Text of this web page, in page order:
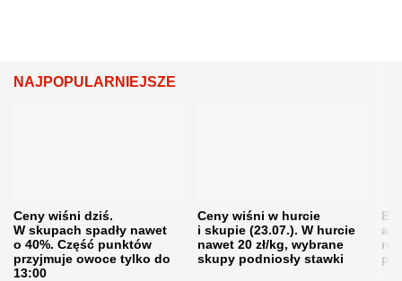
NAJPOPULARNIEJSZE
Ceny wiśni dziś.
W skupach spadły nawet
o 40%. Część punktów
przyjmuje owoce tylko do
13:00
Ceny wiśni w hurcie
i skupie (23.07.). W hurcie
nawet 20 zł/kg, wybrane
skupy podniosły stawki